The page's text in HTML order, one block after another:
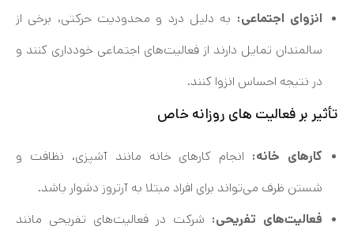
انزوای اجتماعی: به دلیل درد و محدودیت حرکتی، برخی از
سالمندان تمایل دارند از فعالیت‌های اجتماعی خودداری کنند و
در نتیجه احساس انزوا کنند.
تأثیر بر فعالیت‌ های روزانه خاص
کارهای خانه: انجام کارهای خانه مانند آشپزی، نظافت و
شستن ظرف می‌تواند برای افراد مبتلا به آرتروز دشوار باشد.
فعالیت‌های تفریحی: شرکت در فعالیت‌های تفریحی مانند